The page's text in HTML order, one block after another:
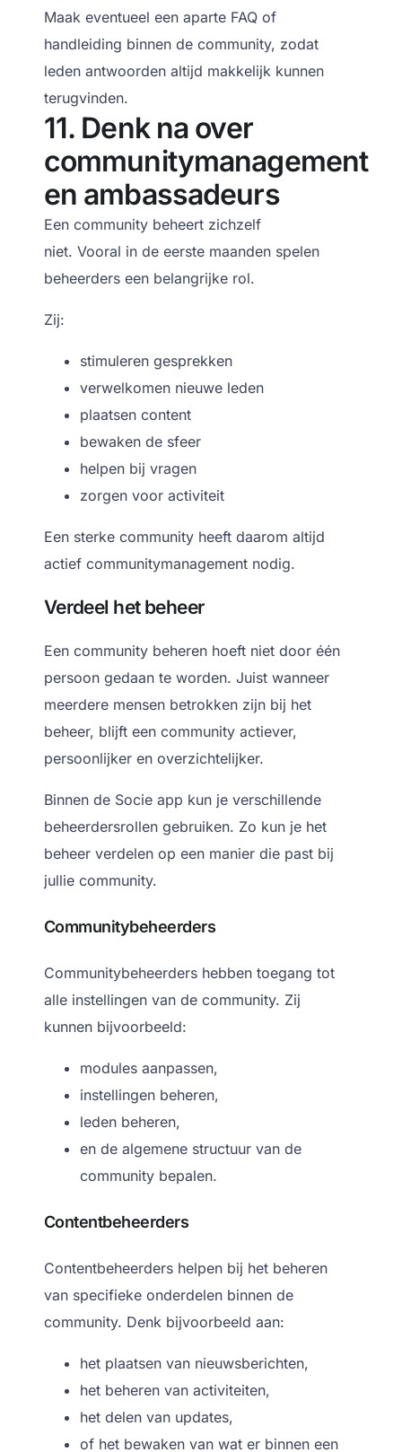
Maak eventueel een aparte FAQ of
handleiding binnen de community, zodat
leden antwoorden altijd makkelijk kunnen
terugvinden.
11. Denk na over
communitymanagement
en ambassadeurs
Een community beheert zichzelf
niet. Vooral in de eerste maanden spelen
beheerders een belangrijke rol.
Zij:
stimuleren gesprekken
verwelkomen nieuwe leden
plaatsen content
bewaken de sfeer
helpen bij vragen
zorgen voor activiteit
Een sterke community heeft daarom altijd
actief communitymanagement nodig.
Verdeel het beheer
Een community beheren hoeft niet door één
persoon gedaan te worden. Juist wanneer
meerdere mensen betrokken zijn bij het
beheer, blijft een community actiever,
persoonlijker en overzichtelijker.
Binnen de Socie app kun je verschillende
beheerdersrollen gebruiken. Zo kun je het
beheer verdelen op een manier die past bij
jullie community.
Communitybeheerders
Communitybeheerders hebben toegang tot
alle instellingen van de community. Zij
kunnen bijvoorbeeld:
modules aanpassen,
instellingen beheren,
leden beheren,
en de algemene structuur van de
community bepalen.
Contentbeheerders
Contentbeheerders helpen bij het beheren
van specifieke onderdelen binnen de
community. Denk bijvoorbeeld aan:
het plaatsen van nieuwsberichten,
het beheren van activiteiten,
het delen van updates,
of het bewaken van wat er binnen een